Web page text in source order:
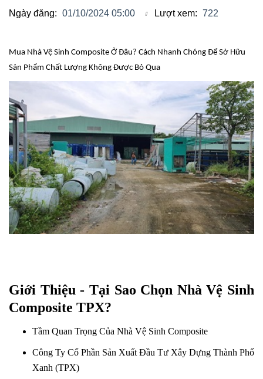
Ngày đăng: 01/10/2024 05:00 Lượt xem: 722
Mua Nhà Vệ Sinh Composite Ở Đâu? Cách Nhanh Chóng Để Sở Hữu
Sản Phẩm Chất Lượng Không Được Bỏ Qua
Giới Thiệu - Tại Sao Chọn Nhà Vệ Sinh
Composite TPX?
Tầm Quan Trọng Của Nhà Vệ Sinh Composite
Công Ty Cổ Phần Sản Xuất Đầu Tư Xây Dựng Thành Phố
Xanh (TPX)